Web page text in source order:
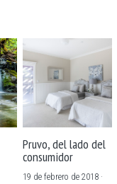
Pruvo, del lado del
consumidor
19 de febrero de 2018·